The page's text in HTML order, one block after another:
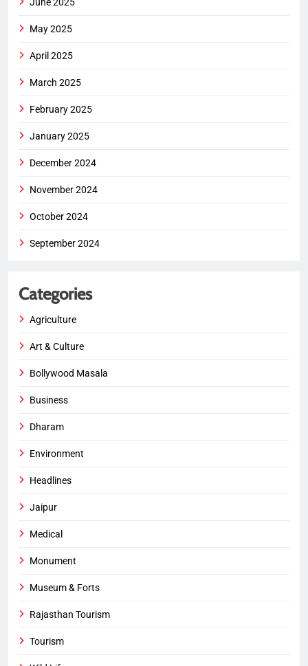
May 2025
April 2025
March 2025
February 2025
January 2025
December 2024
November 2024
October 2024
September 2024
Categories
Agriculture
Art & Culture
Bollywood Masala
Business
Dharam
Environment
Headlines
Jaipur
Medical
Monument
Museum & Forts
Rajasthan Tourism
Tourism